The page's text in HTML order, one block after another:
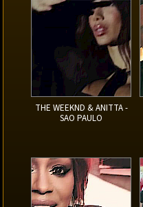
THE WEEKND & ANITTA -
SAO PAULO